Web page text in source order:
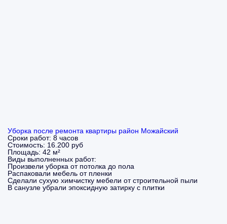
Уборка после ремонта квартиры район Можайский
Сроки работ: 8 часов
Стоимость: 16.200 руб
Площадь: 42 м²
Виды выполненных работ:
Произвели уборка от потолка до пола
Распаковали мебель от пленки
Сделали сухую химчистку мебели от строительной пыли
В санузле убрали эпоксидную затирку с плитки